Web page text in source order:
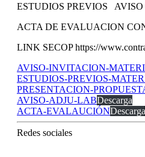
ESTUDIOS PREVIOS
ACTA DE EVALUACION
LINK SECOP https://
AVISO-INVITACION-
ESTUDIOS-PREVIOS-
PRESENTACION-
AVISO-ADJU-LABDescarga
ACTA-EVALAUCIÓNDescarga
Redes sociales